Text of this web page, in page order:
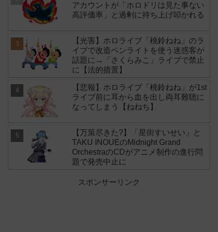
アカウントが「ホロドリは見た事ない
高評価率」と過剰に持ち上げ叩かれる
【光害】ホロライブ「桃鈴ねね」のラ
イブで改造ペンライトを使う迷惑客が
話題に→「さくらみこ」ライブで禁止
に【法的措置】
【悲報】ホロライブ「桃鈴ねね」が1st
ライブ前に耳から血を出し両耳難聴に
なってしまう【ねねち】
【万策尽きた?】「星街すいせい」と
TAKU INOUEのMidnight Grand
OrchestraのCDがアニメ制作の進行問
題で発売中止に
スポンサーリンク